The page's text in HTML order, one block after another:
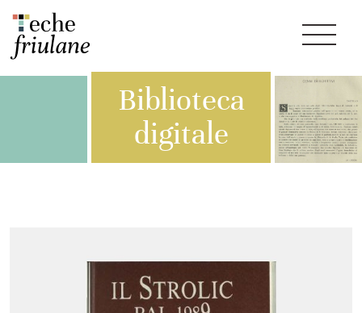
Biblioteca
digitale